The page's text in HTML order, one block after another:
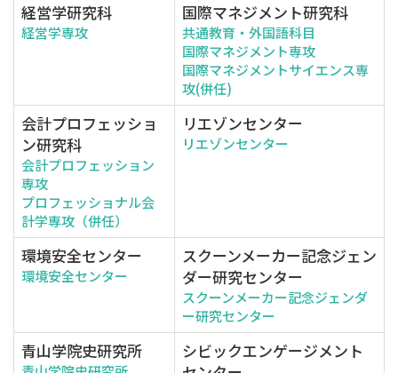
経営学研究科
経営学専攻
国際マネジメント研究科
共通教育・外国語科目
国際マネジメント専攻
国際マネジメントサイエンス専
攻(併任)
会計プロフェッショ
ン研究科
会計プロフェッション
専攻
プロフェッショナル会
計学専攻（併任）
リエゾンセンター
リエゾンセンター
環境安全センター
環境安全センター
スクーンメーカー記念ジェン
ダー研究センター
スクーンメーカー記念ジェンダ
ー研究センター
青山学院史研究所
シビックエンゲージメント